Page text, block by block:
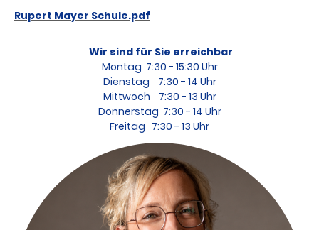
Rupert Mayer Schule.pdf
Wir sind für Sie erreichbar
Montag 7:30 - 15:30 Uhr
Dienstag 7:30 - 14 Uhr
Mittwoch 7:30 - 13 Uhr
Donnerstag 7:30 - 14 Uhr
Freitag 7:30 - 13 Uhr